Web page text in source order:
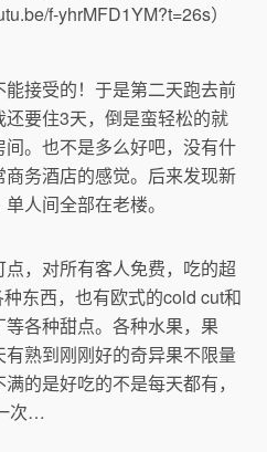
f-yhrMFD1YM?t=26s）
接受的！于是第二天跑去前
要住3天，倒是蛮轻松的就
。也不是多么好吧，没有什
务酒店的感觉。后来发现新
人间全部在老楼。
，对所有客人免费，吃的超
东西，也有欧式的cold cut和
各种甜点。各种水果，果
熟到刚刚好的奇异果不限量
的是好吃的不是每天都有，
次…